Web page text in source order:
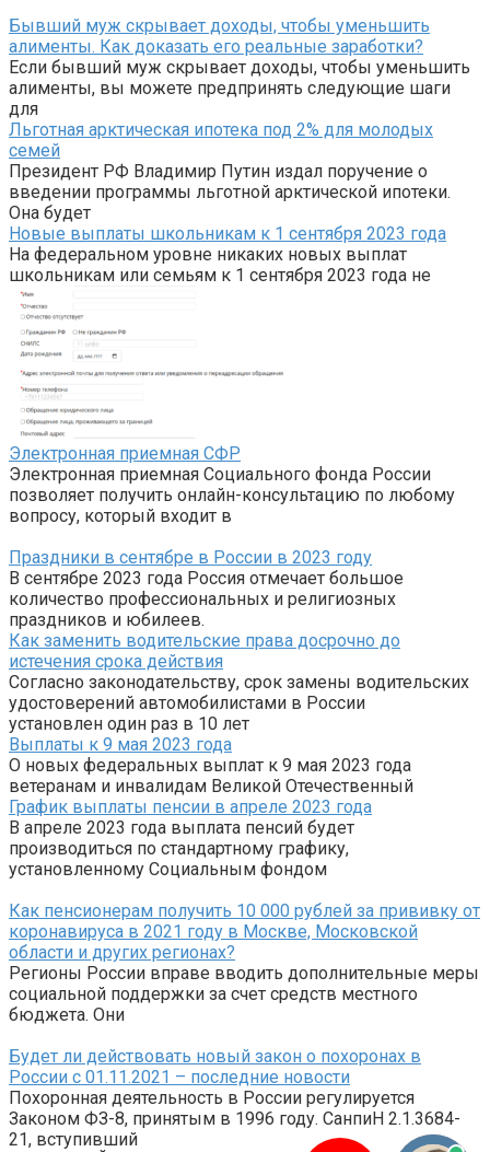
Бывший муж скрывает доходы, чтобы уменьшить
алименты. Как доказать его реальные заработки?
Если бывший муж скрывает доходы, чтобы уменьшить
алименты, вы можете предпринять следующие шаги
для
Льготная арктическая ипотека под 2% для молодых
семей
Президент РФ Владимир Путин издал поручение о
введении программы льготной арктической ипотеки.
Она будет
Новые выплаты школьникам к 1 сентября 2023 года
На федеральном уровне никаких новых выплат
школьникам или семьям к 1 сентября 2023 года не
Электронная приемная СФР
Электронная приемная Социального фонда России
позволяет получить онлайн-консультацию по любому
вопросу, который входит в
Праздники в сентябре в России в 2023 году
В сентябре 2023 года Россия отмечает большое
количество профессиональных и религиозных
праздников и юбилеев.
Как заменить водительские права досрочно до
истечения срока действия
Согласно законодательству, срок замены водительских
удостоверений автомобилистами в России
установлен один раз в 10 лет
Выплаты к 9 мая 2023 года
О новых федеральных выплат к 9 мая 2023 года
ветеранам и инвалидам Великой Отечественный
График выплаты пенсии в апреле 2023 года
В апреле 2023 года выплата пенсий будет
производиться по стандартному графику,
установленному Социальным фондом
Как пенсионерам получить 10 000 рублей за прививку от
коронавируса в 2021 году в Москве, Московской
области и других регионах?
Регионы России вправе вводить дополнительные меры
социальной поддержки за счет средств местного
бюджета. Они
Будет ли действовать новый закон о похоронах в
России с 01.11.2021 – последние новости
Похоронная деятельность в России регулируется
Законом ФЗ-8, принятым в 1996 году. СанпиН 2.1.3684-
21, вступивший